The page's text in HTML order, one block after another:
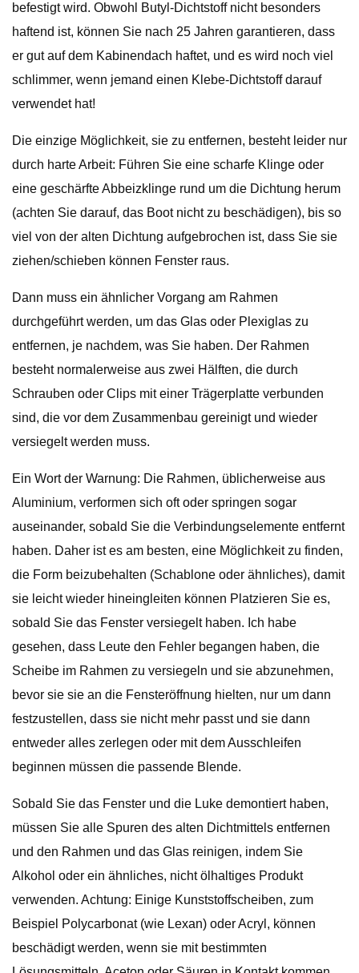
befestigt wird. Obwohl Butyl-Dichtstoff nicht besonders
haftend ist, können Sie nach 25 Jahren garantieren, dass
er gut auf dem Kabinendach haftet, und es wird noch viel
schlimmer, wenn jemand einen Klebe-Dichtstoff darauf
verwendet hat!
Die einzige Möglichkeit, sie zu entfernen, besteht leider nur
durch harte Arbeit: Führen Sie eine scharfe Klinge oder
eine geschärfte Abbeizklinge rund um die Dichtung herum
(achten Sie darauf, das Boot nicht zu beschädigen), bis so
viel von der alten Dichtung aufgebrochen ist, dass Sie sie
ziehen/schieben können Fenster raus.
Dann muss ein ähnlicher Vorgang am Rahmen
durchgeführt werden, um das Glas oder Plexiglas zu
entfernen, je nachdem, was Sie haben. Der Rahmen
besteht normalerweise aus zwei Hälften, die durch
Schrauben oder Clips mit einer Trägerplatte verbunden
sind, die vor dem Zusammenbau gereinigt und wieder
versiegelt werden muss.
Ein Wort der Warnung: Die Rahmen, üblicherweise aus
Aluminium, verformen sich oft oder springen sogar
auseinander, sobald Sie die Verbindungselemente entfernt
haben. Daher ist es am besten, eine Möglichkeit zu finden,
die Form beizubehalten (Schablone oder ähnliches), damit
sie leicht wieder hineingleiten können Platzieren Sie es,
sobald Sie das Fenster versiegelt haben. Ich habe
gesehen, dass Leute den Fehler begangen haben, die
Scheibe im Rahmen zu versiegeln und sie abzunehmen,
bevor sie sie an die Fensteröffnung hielten, nur um dann
festzustellen, dass sie nicht mehr passt und sie dann
entweder alles zerlegen oder mit dem Ausschleifen
beginnen müssen die passende Blende.
Sobald Sie das Fenster und die Luke demontiert haben,
müssen Sie alle Spuren des alten Dichtmittels entfernen
und den Rahmen und das Glas reinigen, indem Sie
Alkohol oder ein ähnliches, nicht ölhaltiges Produkt
verwenden. Achtung: Einige Kunststoffscheiben, zum
Beispiel Polycarbonat (wie Lexan) oder Acryl, können
beschädigt werden, wenn sie mit bestimmten